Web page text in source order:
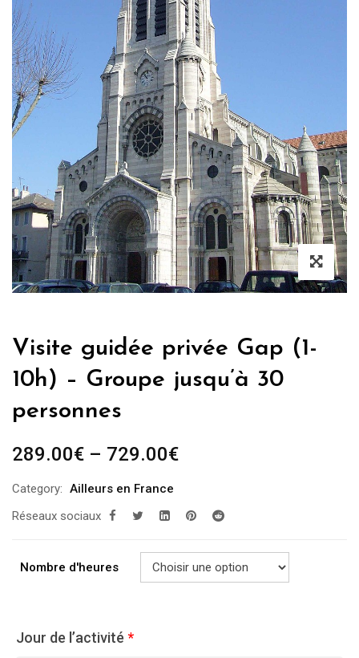
Visite guidée privée Gap (1-
10h) – Groupe jusqu’à 30
personnes
289.00€ – 729.00€
Category: Ailleurs en France
Réseaux sociaux
Nombre d'heures
Jour de l’activité *